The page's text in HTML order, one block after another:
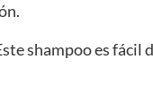
shampoo es fácil